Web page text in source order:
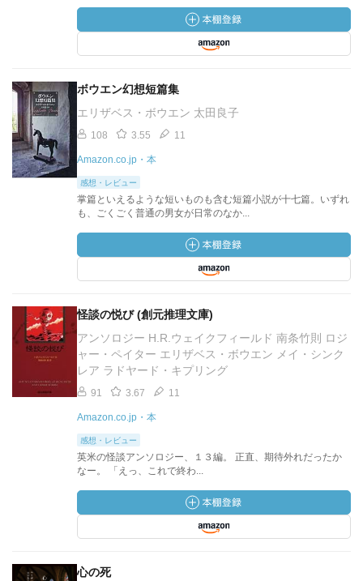
ボウエン幻想短篇集
エリザベス・ボウエン 太田良子
108 3.55 11
Amazon.co.jp・本
感想・レビュー
掌篇といえるような短いものも含む短篇小説が十七篇。いずれ
も、ごくごく普通の男女が日常のなか...
怪談の悦び (創元推理文庫)
アンソロジー H.R.ウェイクフィールド 南条竹則 ロジ
ャー・ペイター エリザベス・ボウエン メイ・シンク
レア ラドヤード・キプリング
91 3.67 11
Amazon.co.jp・本
感想・レビュー
英米の怪談アンソロジー、１３編。 正直、期待外れだったか
なー。 「えっ、これで終わ...
心の死